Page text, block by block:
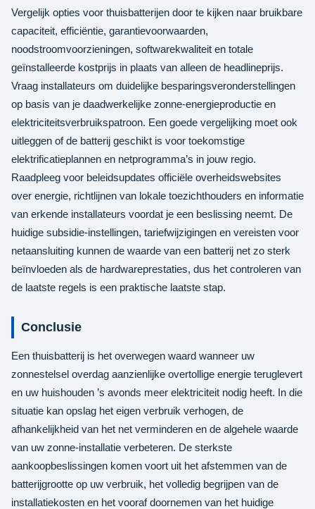
Vergelijk opties voor thuisbatterijen door te kijken naar bruikbare
capaciteit, efficiëntie, garantievoorwaarden,
noodstroomvoorzieningen, softwarekwaliteit en totale
geïnstalleerde kostprijs in plaats van alleen de headlineprijs.
Vraag installateurs om duidelijke besparingsveronderstellingen
op basis van je daadwerkelijke zonne-energieproductie en
elektriciteitsverbruikspatroon. Een goede vergelijking moet ook
uitleggen of de batterij geschikt is voor toekomstige
elektrificatieplannen en netprogramma’s in jouw regio.
Raadpleeg voor beleidsupdates officiële overheidswebsites
over energie, richtlijnen van lokale toezichthouders en informatie
van erkende installateurs voordat je een beslissing neemt. De
huidige subsidie-instellingen, tariefwijzigingen en vereisten voor
netaansluiting kunnen de waarde van een batterij net zo sterk
beïnvloeden als de hardwareprestaties, dus het controleren van
de laatste regels is een praktische laatste stap.
Conclusie
Een thuisbatterij is het overwegen waard wanneer uw
zonnestelsel overdag aanzienlijke overtollige energie teruglevert
en uw huishouden ’s avonds meer elektriciteit nodig heeft. In die
situatie kan opslag het eigen verbruik verhogen, de
afhankelijkheid van het net verminderen en de algehele waarde
van uw zonne-installatie verbeteren. De sterkste
aankoopbeslissingen komen voort uit het afstemmen van de
batterijgrootte op uw verbruik, het volledig begrijpen van de
installatiekosten en het vooraf doornemen van het huidige